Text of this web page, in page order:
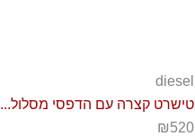
diesel
טישרט קצרה עם הדפסי מסלול...
₪520